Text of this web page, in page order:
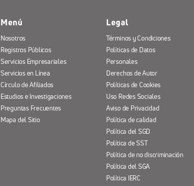
Menú
Nosotros
Registros Públicos
Servicios Empresariales
Servicios en Línea
Círculo de Afiliados
Estudios e Investigaciones
Preguntas Frecuentes
Mapa del Sitio
Legal
Términos y Condiciones
Políticas de Datos
Personales
Derechos de Autor
Políticas de Cookies
Uso Redes Sociales
Aviso de Privacidad
Política de calidad
Política del SGD
Política de SST
Política de no discriminación
Política del SGA
Política IERC